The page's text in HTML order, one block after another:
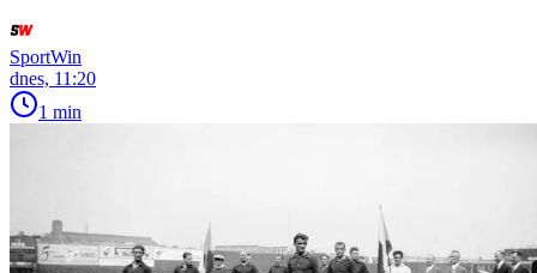
SportWin
dnes, 11:20
1 min